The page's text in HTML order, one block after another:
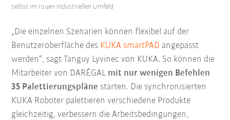
„Die einzelnen Szenarien können flexibel auf der
Benutzeroberfläche des KUKA smartPAD angepasst
werden“, sagt Tanguy Lyvinec von KUKA. So können die
Mitarbeiter von DARÉGAL mit nur wenigen Befehlen
35 Palettierungspläne starten. Die synchronisierten
KUKA Roboter palettieren verschiedene Produkte
gleichzeitig, verbessern die Arbeitsbedingungen,
selbst im rauen industriellen Umfeld